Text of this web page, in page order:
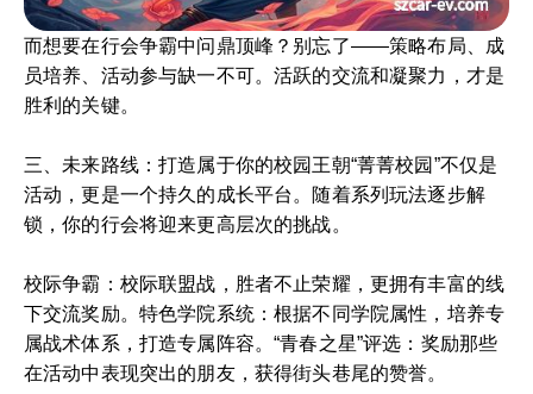
而想要在行会争霸中问鼎顶峰？别忘了——策略布局、成
员培养、活动参与缺一不可。活跃的交流和凝聚力，才是
胜利的关键。
三、未来路线：打造属于你的校园王朝“菁菁校园”不仅是
活动，更是一个持久的成长平台。随着系列玩法逐步解
锁，你的行会将迎来更高层次的挑战。
校际争霸：校际联盟战，胜者不止荣耀，更拥有丰富的线
下交流奖励。特色学院系统：根据不同学院属性，培养专
属战术体系，打造专属阵容。“青春之星”评选：奖励那些
在活动中表现突出的朋友，获得街头巷尾的赞誉。